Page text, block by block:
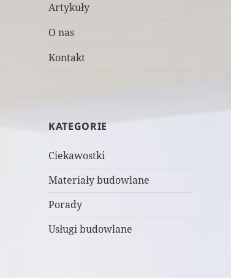
Artykuły
O nas
Kontakt
KATEGORIE
Ciekawostki
Materiały budowlane
Porady
Usługi budowlane